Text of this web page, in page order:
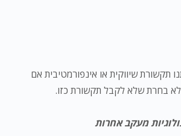
תקשורת שיווקית או אינפורמטיבית אם
בחרת שלא לקבל תקשורת כזו.